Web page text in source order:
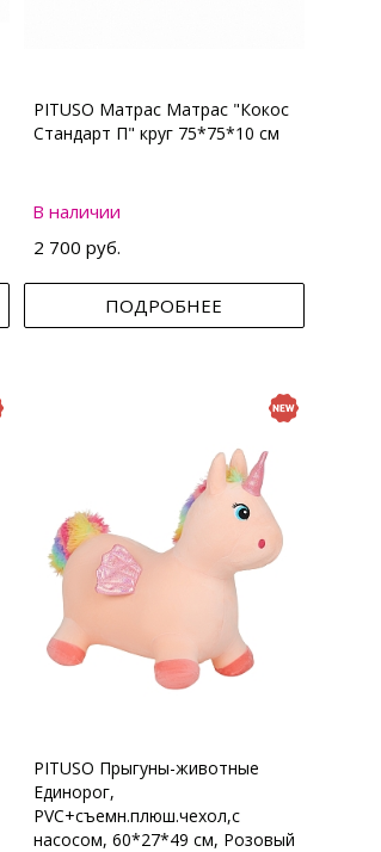
PITUSO Матрас Матрас "Кокос
Стандарт П" круг 75*75*10 см
В наличии
2 700 руб.
ПОДРОБНЕЕ
PITUSO Прыгуны-животные
Единорог,
PVC+съемн.плюш.чехол,с
насосом, 60*27*49 см, Розовый